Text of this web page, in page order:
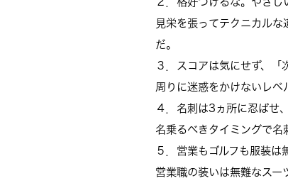
見栄を張ってテクニカル
だ。
３．スコアは気にせず、
周りに迷惑をかけないレベ
４．名刺は3ヵ所に忍ばせ
名乗るべきタイミングで名
５．営業もゴルフも服装は
営業職の装いは無難なスー